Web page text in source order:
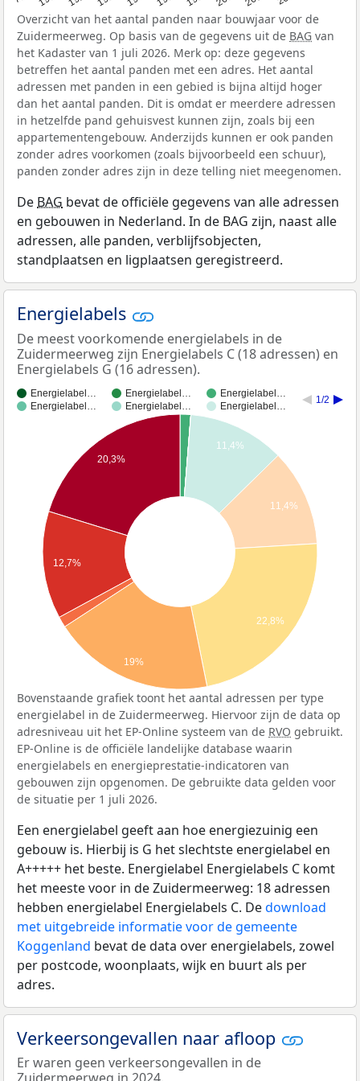
Overzicht van het aantal panden naar bouwjaar voor de
Zuidermeerweg. Op basis van de gegevens uit de BAG van
het Kadaster van 1 juli 2026. Merk op: deze gegevens
betreffen het aantal panden met een adres. Het aantal
adressen met panden in een gebied is bijna altijd hoger
dan het aantal panden. Dit is omdat er meerdere adressen
in hetzelfde pand gehuisvest kunnen zijn, zoals bij een
appartementengebouw. Anderzijds kunnen er ook panden
zonder adres voorkomen (zoals bijvoorbeeld een schuur),
panden zonder adres zijn in deze telling niet meegenomen.
De BAG bevat de officiële gegevens van alle adressen
en gebouwen in Nederland. In de BAG zijn, naast alle
adressen, alle panden, verblijfsobjecten,
standplaatsen en ligplaatsen geregistreerd.
Energielabels
De meest voorkomende energielabels in de
Zuidermeerweg zijn Energielabels C (18 adressen) en
Energielabels G (16 adressen).
Energielabel… Energielabel…
Energielabel…
Energielabel…
Energielabel… Energielabel…
1/2
11,4%
11,4%
22,8%
20,3%
12,7%
19%
Bovenstaande grafiek toont het aantal adressen per type
energielabel in de Zuidermeerweg. Hiervoor zijn de data op
adresniveau uit het EP-Online systeem van de RVO gebruikt.
EP-Online is de officiële landelijke database waarin
energielabels en energieprestatie-indicatoren van
gebouwen zijn opgenomen. De gebruikte data gelden voor
de situatie per 1 juli 2026.
Een energielabel geeft aan hoe energiezuinig een
gebouw is. Hierbij is G het slechtste energielabel en
A+++++ het beste. Energielabel Energielabels C komt
het meeste voor in de Zuidermeerweg: 18 adressen
hebben energielabel Energielabels C. Dedownload
met uitgebreide informatie voor de gemeente
Koggenland bevat de data over energielabels, zowel
per postcode, woonplaats, wijk en buurt als per
adres.
Verkeersongevallen naar afloop
Er waren geen verkeersongevallen in de